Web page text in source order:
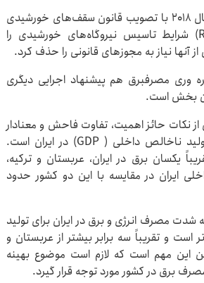
همچنین این کشور در سال ۲۰۱۸ با تصویب قانون سقف‌های خورشیدی
(Rooftop Legislation) شرایط تاسیس نیروگاه‌های خورشیدی را
آنها نیاز به مجوزهای قانونی را حذف کرد.
وری مصرفبرق هم پیشنهاد اجرایی دیگری
بخش است.
از نکات حائز اهمیت، تفاوت فاحش و معنادار
در مصرف برق به‌ازای تولید ناخالص داخلی ( GDP) در ایران است.
یکسان برق در ایران، عربستان و ترکیه،
ایران در مقایسه با این دو کشور حدود
مصرف انرژی و برق در ایران برای تولید
است و تقریباً سه برابر بیشتر از عربستان و
این مهم است که لازم است موضوع بهینه
برق در کشور مورد توجه قرار گیرد.